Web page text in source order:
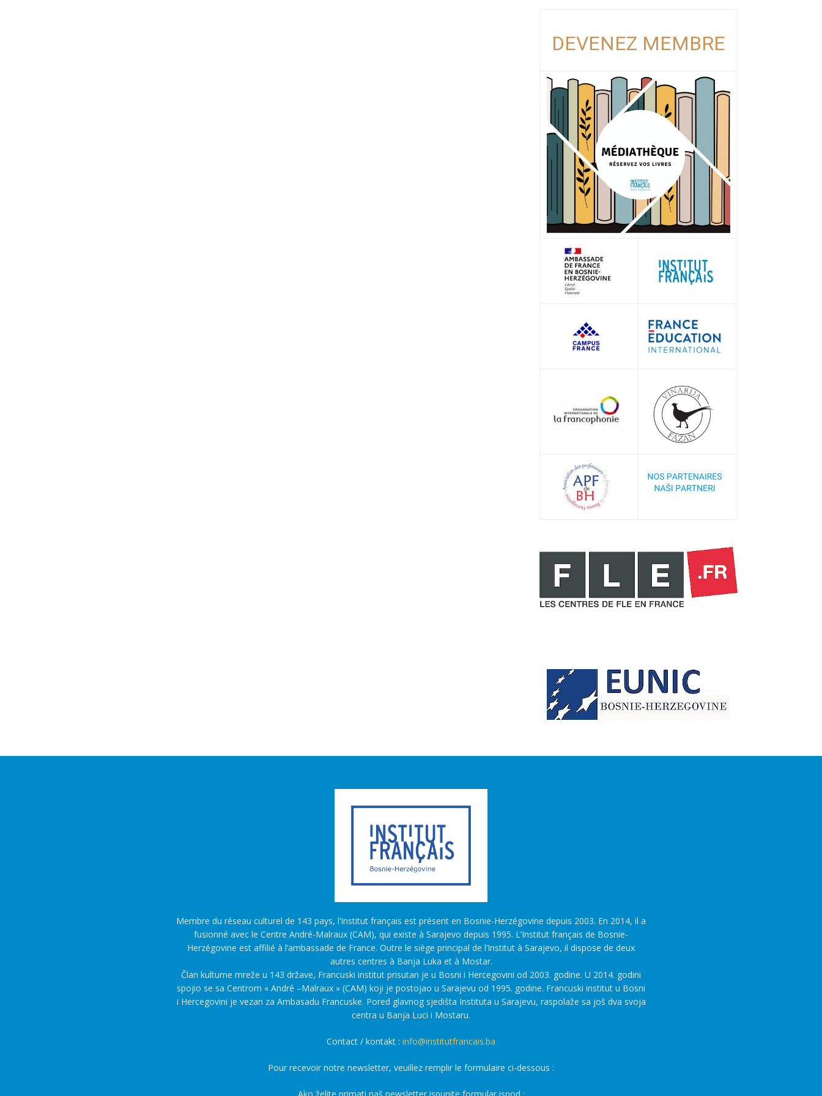
DEVENEZ MEMBRE
Membre du réseau culturel de 143 pays, l’Institut français est présent en Bosnie-Herzégovine depuis 2003. En 2014, il a
fusionné avec le Centre André-Malraux (CAM), qui existe à Sarajevo depuis 1995. L’Institut français de Bosnie-
Herzégovine est affilié à l’ambassade de France. Outre le siège principal de l’Institut à Sarajevo, il dispose de deux
autres centres à Banja Luka et à Mostar.
Član kulturne mreže u 143 države, Francuski institut prisutan je u Bosni i Hercegovini od 2003. godine. U 2014. godini
spojio se sa Centrom « André –Malraux » (CAM) koji je postojao u Sarajevu od 1995. godine. Francuski institut u Bosni
i Hercegovini je vezan za Ambasadu Francuske. Pored glavnog sjedišta Instituta u Sarajevu, raspolaže sa još dva svoja
centra u Banja Luci i Mostaru.
Contact / kontakt : info@institutfrancais.ba
Pour recevoir notre newsletter, veuillez remplir le formulaire ci-dessous :
Ako želite primati naš newsletter ispunite formular ispod :